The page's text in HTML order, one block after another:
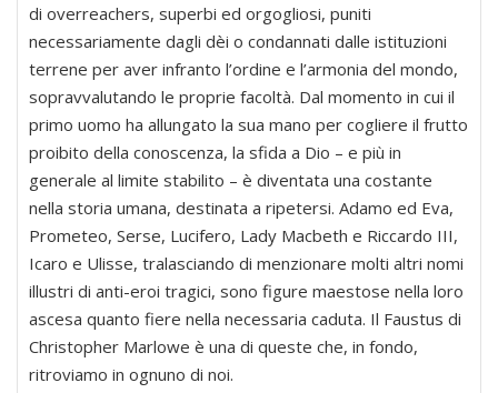
di overreachers, superbi ed orgogliosi, puniti
necessariamente dagli dèi o condannati dalle istituzioni
terrene per aver infranto l’ordine e l’armonia del mondo,
sopravvalutando le proprie facoltà. Dal momento in cui il
primo uomo ha allungato la sua mano per cogliere il frutto
proibito della conoscenza, la sfida a Dio – e più in
generale al limite stabilito – è diventata una costante
nella storia umana, destinata a ripetersi. Adamo ed Eva,
Prometeo, Serse, Lucifero, Lady Macbeth e Riccardo III,
Icaro e Ulisse, tralasciando di menzionare molti altri nomi
illustri di anti-eroi tragici, sono figure maestose nella loro
ascesa quanto fiere nella necessaria caduta. Il Faustus di
Christopher Marlowe è una di queste che, in fondo,
ritroviamo in ognuno di noi.